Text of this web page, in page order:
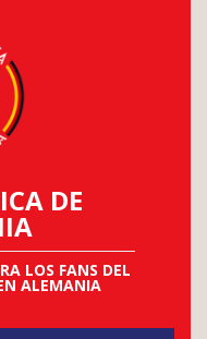
DE
LOS FANS DEL
ALEMANIA